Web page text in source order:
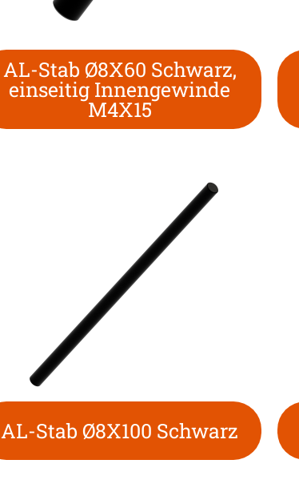
AL-Stab Ø8X60 Schwarz,
einseitig Innengewinde
M4X15
AL-Stab Ø8X100 Schwarz